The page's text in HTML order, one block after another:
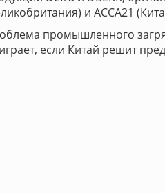
и ACCA21
промышленного
если Китай решит